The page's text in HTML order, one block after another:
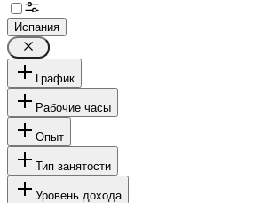
Испания
График
Рабочие часы
Опыт
Тип занятости
Уровень дохода